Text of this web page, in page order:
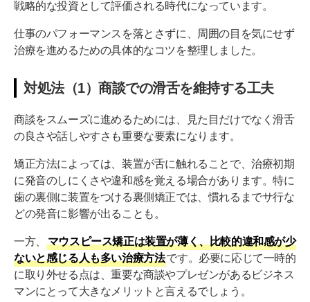
戦略的な投資として評価される時代になっています。
仕事のパフォーマンスを落とさずに、周囲の目を気にせず
治療を進めるための具体的なコツを整理しました。
対処法（1）商談での滑舌を維持する工夫
商談をスムーズに進めるためには、見た目だけでなく滑舌
の良さや話しやすさも重要な要素になります。
矯正方法によっては、装置が舌に触れることで、治療初期
に発音のしにくさや違和感を覚える場合があります。特に
歯の裏側に装置をつける裏側矯正では、慣れるまでサ行な
どの発音に影響が出ることも。
一方、
マウスピース矯正は装置が薄く、比較的違和感が少
ないと感じる人も多い治療方法です。必要に応じて一時的
に取り外せる点は、重要な商談やプレゼンがあるビジネス
マンにとって大きなメリットと言えるでしょう。